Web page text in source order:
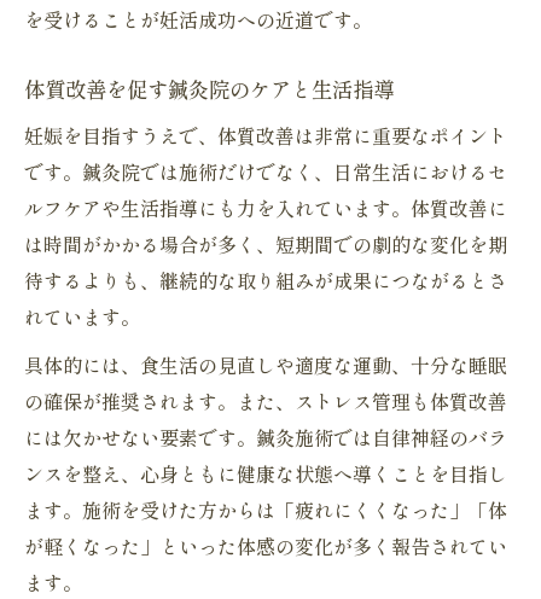
を受けることが妊活成功への近道です。
体質改善を促す鍼灸院のケアと生活指導
妊娠を目指すうえで、体質改善は非常に重要なポイント
です。鍼灸院では施術だけでなく、日常生活におけるセ
ルフケアや生活指導にも力を入れています。体質改善に
は時間がかかる場合が多く、短期間での劇的な変化を期
待するよりも、継続的な取り組みが成果につながるとさ
れています。
具体的には、食生活の見直しや適度な運動、十分な睡眠
の確保が推奨されます。また、ストレス管理も体質改善
には欠かせない要素です。鍼灸施術では自律神経のバラ
ンスを整え、心身ともに健康な状態へ導くことを目指し
ます。施術を受けた方からは「疲れにくくなった」「体
が軽くなった」といった体感の変化が多く報告されてい
ます。